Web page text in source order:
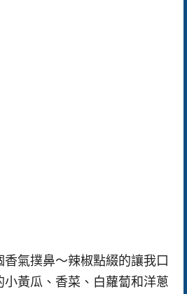
氣撲鼻～辣椒點綴的讓我口
小黃瓜、香菜、白蘿蔔和洋蔥